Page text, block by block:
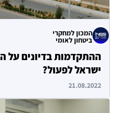
המכון למחקרי
ביטחון לאומי
ההתקדמות בדיונים על
ישראל לפעול?
21.08.2022